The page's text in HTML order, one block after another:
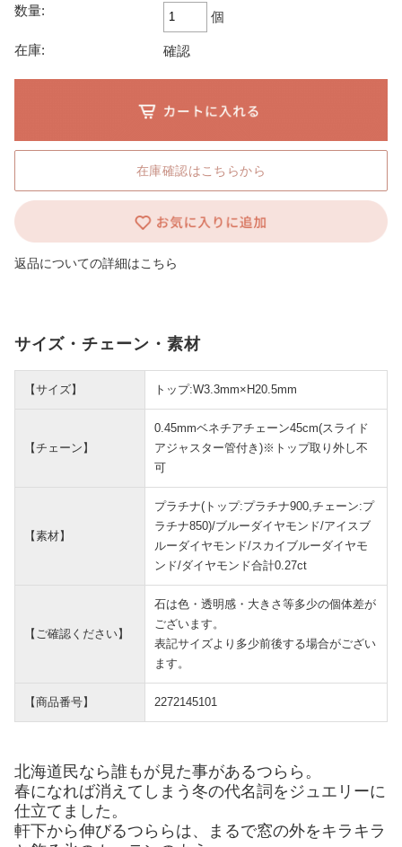
数量: 個
在庫: 確認
在庫確認はこちらから
返品についての詳細はこちら
サイズ・チェーン・素材
【サイズ】 トップ:W3.3mm×H20.5mm
【チェーン】
0.45mmベネチアチェーン45cm(スライド
アジャスター管付き)※トップ取り外し不
可
【素材】
プラチナ(トップ:プラチナ900,チェーン:プ
ラチナ850)/ブルーダイヤモンド/アイスブ
ルーダイヤモンド/スカイブルーダイヤモ
ンド/ダイヤモンド合計0.27ct
【ご確認ください】
石は色・透明感・大きさ等多少の個体差が
ございます。
表記サイズより多少前後する場合がござい
ます。
【商品番号】 2272145101
北海道民なら誰もが見た事があるつらら。
春になれば消えてしまう冬の代名詞をジュエリーに
仕立てました。
軒下から伸びるつららは、まるで窓の外をキラキラ